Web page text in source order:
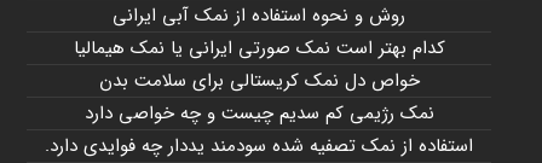
روش و نحوه استفاده از نمک آبی ایرانی
کدام بهتر است نمک صورتی ایرانی یا نمک هیمالیا
خواص دل نمک کریستالی برای سلامت بدن
نمک رژیمی کم سدیم چیست و چه خواصی دارد
استفاده از نمک تصفیه شده سودمند یددار چه فوایدی دارد.